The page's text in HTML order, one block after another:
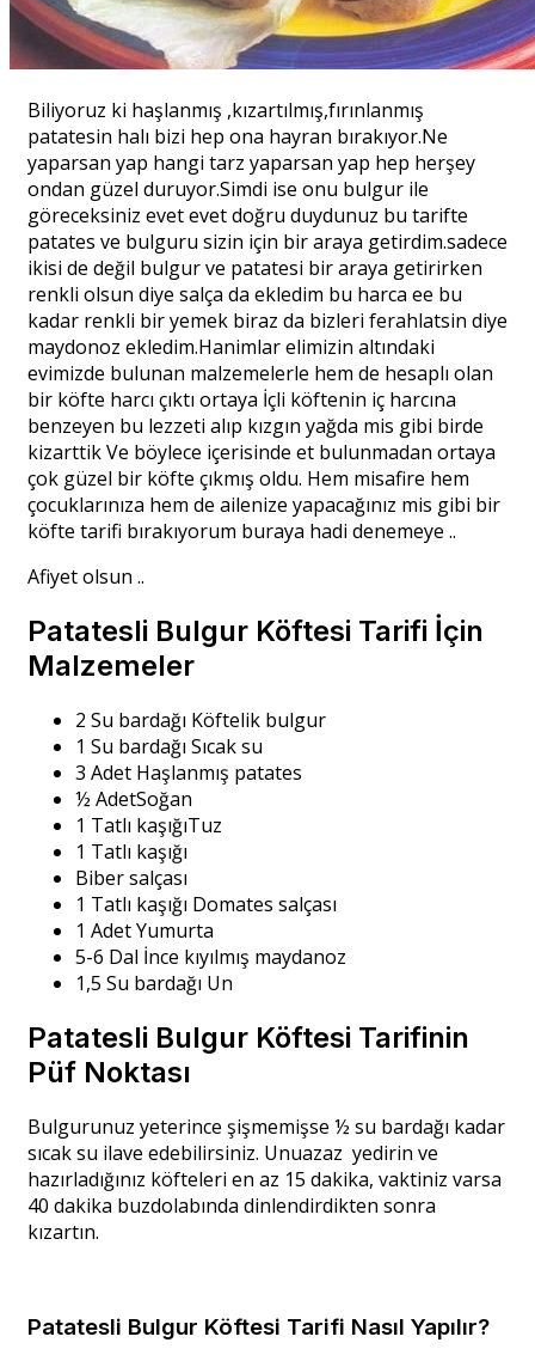
Biliyoruz ki haşlanmış ,kızartılmış,fırınlanmış
patatesin halı bizi hep ona hayran bırakıyor.Ne
yaparsan yap hangi tarz yaparsan yap hep herşey
ondan güzel duruyor.Simdi ise onu bulgur ile
göreceksiniz evet evet doğru duydunuz bu tarifte
patates ve bulguru sizin için bir araya getirdim.sadece
ikisi de değil bulgur ve patatesi bir araya getirirken
renkli olsun diye salça da ekledim bu harca ee bu
kadar renkli bir yemek biraz da bizleri ferahlatsin diye
maydonoz ekledim.Hanimlar elimizin altındaki
evimizde bulunan malzemelerle hem de hesaplı olan
bir köfte harcı çıktı ortaya İçli köftenin iç harcına
benzeyen bu lezzeti alıp kızgın yağda mis gibi birde
kizarttik Ve böylece içerisinde et bulunmadan ortaya
çok güzel bir köfte çıkmış oldu. Hem misafire hem
çocuklarınıza hem de ailenize yapacağınız mis gibi bir
köfte tarifi bırakıyorum buraya hadi denemeye ..
Afiyet olsun ..
Patatesli Bulgur Köftesi Tarifi İçin
Malzemeler
2 Su bardağı Köftelik bulgur
1 Su bardağı Sıcak su
3 Adet Haşlanmış patates
½ AdetSoğan
1 Tatlı kaşığıTuz
1 Tatlı kaşığı
Biber salçası
1 Tatlı kaşığı Domates salçası
1 Adet Yumurta
5-6 Dal İnce kıyılmış maydanoz
1,5 Su bardağı Un
Patatesli Bulgur Köftesi Tarifinin
Püf Noktası
Bulgurunuz yeterince şişmemişse ½ su bardağı kadar
sıcak su ilave edebilirsiniz. Unuazaz yedirin ve
hazırladığınız köfteleri en az 15 dakika, vaktiniz varsa
40 dakika buzdolabında dinlendirdikten sonra
kızartın.
Patatesli Bulgur Köftesi Tarifi Nasıl Yapılır?